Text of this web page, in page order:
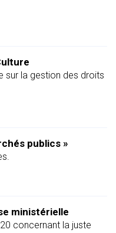
sur la gestion des droits
publics »
ministérielle
concernant la juste